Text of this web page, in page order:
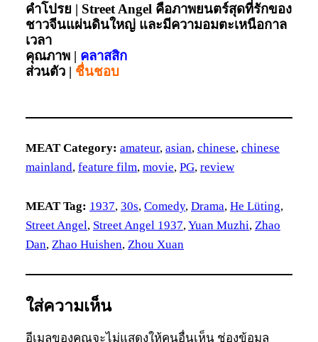
คำโปรย | Street Angel คือภาพยนตร์สุดที่รักของ
ชาวจีนแผ่นดินใหญ่ และมีความอมตะเหนือกาล
เวลา
คุณภาพ | คลาสสิก
ส่วนตัว | ชื่นชอบ
MEAT Category: amateur, asian, chinese, chinese
mainland, feature film, movie, PG, review
MEAT Tag: 1937, 30s, Comedy, Drama, He Lüting
Street Angel, Street Angel 1937, Yuan Muzhi, Zhao
Dan, Zhao Huishen, Zhou Xuan
ใส่ความเห็น
อีเมลของคุณจะไม่แสดงให้คนอื่นเห็น ช่องข้อมูล